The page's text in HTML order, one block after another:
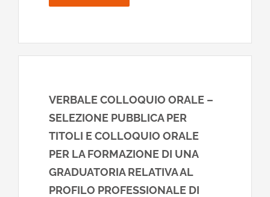
VERBALE COLLOQUIO ORALE –
SELEZIONE PUBBLICA PER
TITOLI E COLLOQUIO ORALE
PER LA FORMAZIONE DI UNA
GRADUATORIA RELATIVA AL
PROFILO PROFESSIONALE DI